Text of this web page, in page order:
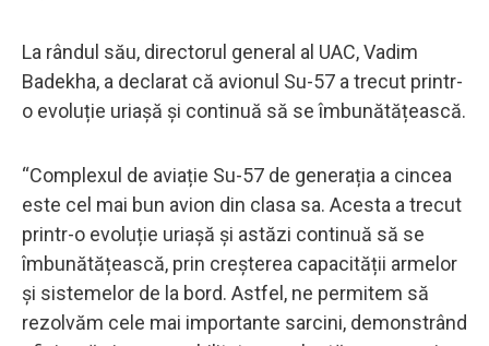
La rândul său, directorul general al UAC, Vadim
Badekha, a declarat că avionul Su-57 a trecut printr-
o evoluție uriașă și continuă să se îmbunătățească.
“Complexul de aviație Su-57 de generația a cincea
este cel mai bun avion din clasa sa. Acesta a trecut
printr-o evoluție uriașă și astăzi continuă să se
îmbunătățească, prin creșterea capacității armelor
și sistemelor de la bord. Astfel, ne permitem să
rezolvăm cele mai importante sarcini, demonstrând